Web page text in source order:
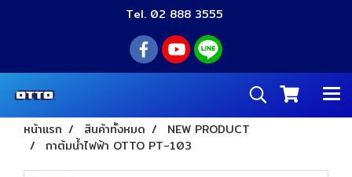
Tel. 02 888 3555
หน้าแรก สินค้าทั้งหมด
NEW PRODUCT
กาต้มน้ำไฟฟ้า OTTO PT-103